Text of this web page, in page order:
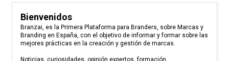
Bienvenidos
Branzai, es la Primera Plataforma para Branders, sobre Marcas y
Branding en España, con el objetivo de informar y formar sobre las
mejores prácticas en la creación y gestión de marcas.
Noticias, curiosidades, opinión expertos, formación,